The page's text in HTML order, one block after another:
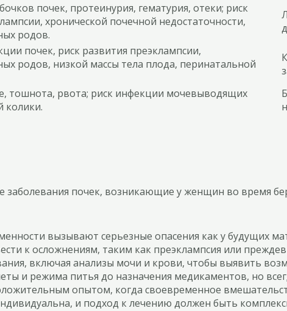
почек, протеинурия, гематурия, отеки; риск
хронической почечной недостаточности,
родов.
почек, риск развития преэклампсии,
родов, низкой массы тела плода, перинатальной
тошнота, рвота; риск инфекции мочевыводящих
колики.
заболевания почек, возникающие у женщин во время
вызывают серьезные опасения как у будущих
к осложнениям, таким как преэклампсия или
включая анализы мочи и крови, чтобы выявить
и режима питья до назначения медикаментов, но
опытом, когда своевременное
и подход к лечению должен быть